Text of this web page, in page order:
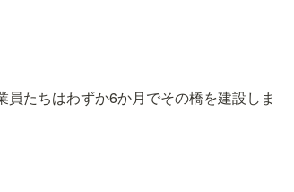
たちはわずか6か月でその橋を建設しま